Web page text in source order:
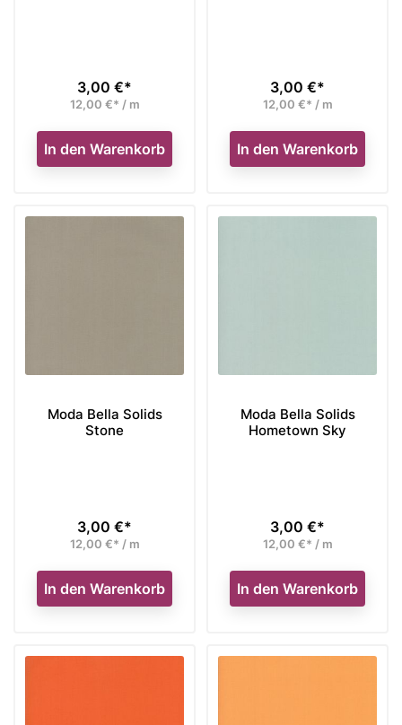
Preis
3,00 €*
12,00 €* / m
In den Warenkorb
Preis
3,00 €*
12,00 €* / m
In den Warenkorb
Moda Bella Solids
Stone
Preis
3,00 €*
12,00 €* / m
In den Warenkorb
Moda Bella Solids
Hometown Sky
Preis
3,00 €*
12,00 €* / m
In den Warenkorb